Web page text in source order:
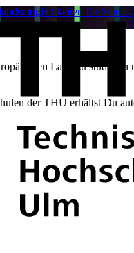
für Stud…
Land zu
der THU erhältst Du